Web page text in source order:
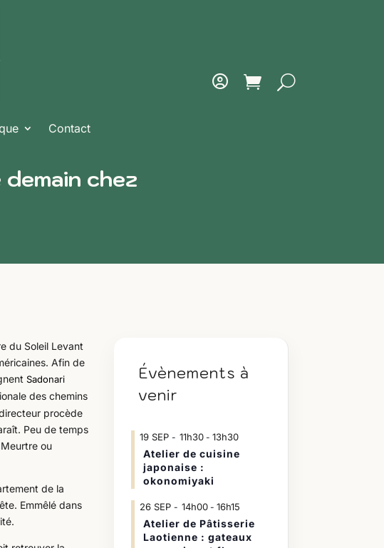
Contact
chez
du Soleil Levant
Afin de
Sadonari
des chemins
procède
Peu de temps
ou
de la
Emmêlé dans
Évènements à
venir
19 SEP 11h30- 13h30
Atelier de cuisine
japonaise :
okonomiyaki
26 SEP 14h00- 16h15
Atelier de Pâtisserie
Laotienne : gateaux